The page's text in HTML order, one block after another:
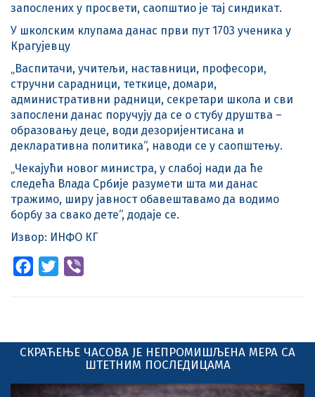
запослених у просвети, саопштио је тај синдикат.
У школским клупама данас први пут 1703 ученика у
Крагујевцу
„Васпитачи, учитељи, наставници, професори,
стручни сарадници, теткице, домари,
административни радници, секретари школа и сви
запослени данас поручују да се о стубу друштва –
образовању деце, води дезоријентисана и
декларативна политика“, наводи се у саопштењу.
„Чекајући новог министра, у слабој нади да ће
следећа Влада Србије разумети шта ми данас
тражимо, ширу јавност обавештавамо да водимо
борбу за свако дете“, додаје се.
Извор: ИНФО КГ
Facebook
Twitter
СКРАЋЕЊЕ ЧАСОВА ЈЕ НЕПРОМИШЉЕНА МЕРА СА
ШТЕТНИМ ПОСЛЕДИЦАМА